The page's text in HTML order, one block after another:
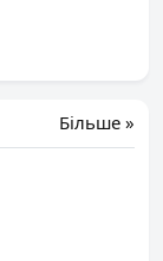
Більше »